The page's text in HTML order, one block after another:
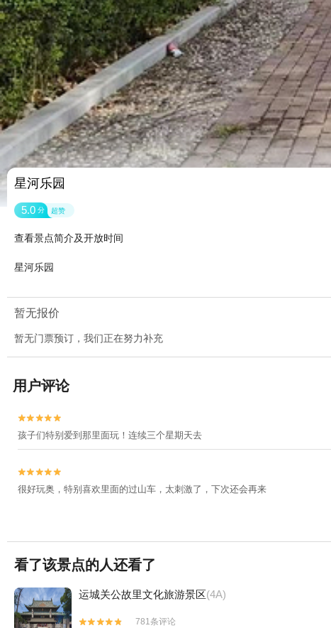
星河乐园
5.0 分 超赞
查看景点简介及开放时间
星河乐园
暂无报价
暂无门票预订，我们正在努力补充
用户评论


孩子们特别爱到那里面玩！连续三个星期天去


很好玩奥，特别喜欢里面的过山车，太刺激了，下次还会再来
看了该景点的人还看了
运城关公故里文化旅游景区(4A)


781条评论